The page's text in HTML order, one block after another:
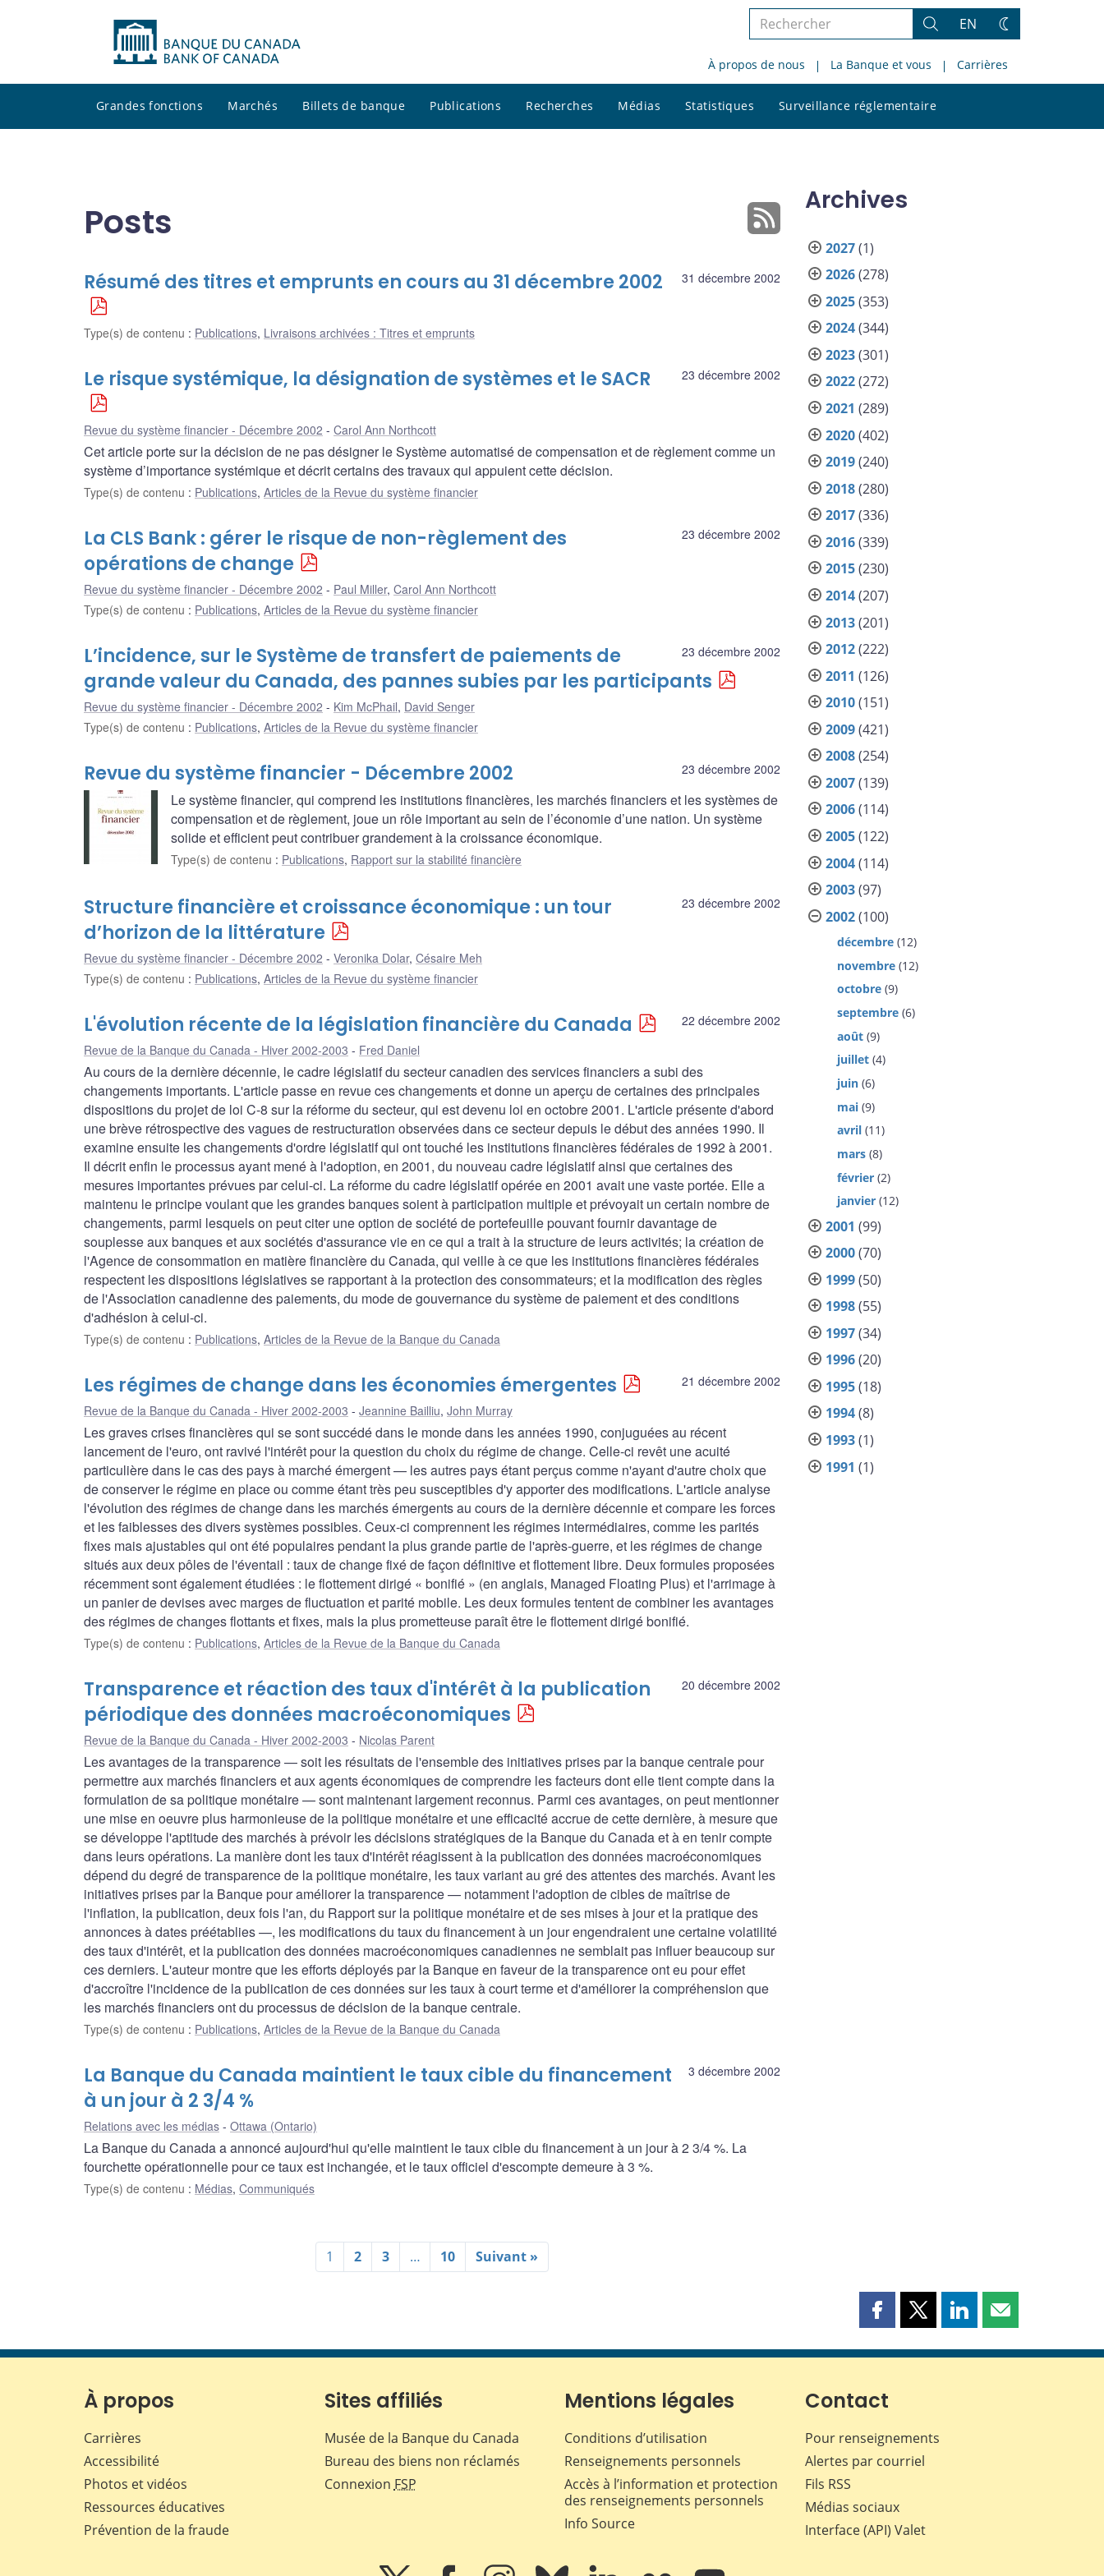
Rechercher
le
site
Rechercher
EN
Changez
thème
À propos de nous La Banque et vous Carrières
Grandes fonctions Marchés Billets de banque Publications Recherches Médias Statistiques Surveillance réglementaire
le
Posts
31 décembre 2002
Résumé des titres et emprunts en cours au 31 décembre 2002
Type(s) de contenu : Publications, Livraisons archivées : Titres et emprunts
23 décembre 2002
Le risque systémique, la désignation de systèmes et le SACR
Revue du système financier - Décembre 2002 Carol Ann Northcott
Cet article porte sur la décision de ne pas désigner le Système automatisé de compensation et de règlement comme un
système d’importance systémique et décrit certains des travaux qui appuient cette décision.
Type(s) de contenu : Publications, Articles de la Revue du système financier
23 décembre 2002
La CLS Bank : gérer le risque de non-règlement des
opérations de change
Revue du système financier - Décembre 2002 Paul Miller, Carol Ann Northcott
Type(s) de contenu : Publications, Articles de la Revue du système financier
23 décembre 2002
L’incidence, sur le Système de transfert de paiements de
grande valeur du Canada, des pannes subies par les participants
Revue du système financier - Décembre 2002 Kim McPhail, David Senger
Type(s) de contenu : Publications, Articles de la Revue du système financier
23 décembre 2002
Revue du système financier - Décembre 2002
Le système financier, qui comprend les institutions financières, les marchés financiers et les systèmes de
compensation et de règlement, joue un rôle important au sein de l’économie d’une nation. Un système
solide et efficient peut contribuer grandement à la croissance économique.
Type(s) de contenu : Publications, Rapport sur la stabilité financière
23 décembre 2002
Structure financière et croissance économique : un tour
d’horizon de la littérature
Revue du système financier - Décembre 2002 Veronika Dolar, Césaire Meh
Type(s) de contenu : Publications, Articles de la Revue du système financier
22 décembre 2002
L'évolution récente de la législation financière du Canada
Revue de la Banque du Canada - Hiver 2002-2003 Fred Daniel
Au cours de la dernière décennie, le cadre législatif du secteur canadien des services financiers a subi des
changements importants. L'article passe en revue ces changements et donne un aperçu de certaines des principales
dispositions du projet de loi C-8 sur la réforme du secteur, qui est devenu loi en octobre 2001. L'article présente d'abord
une brève rétrospective des vagues de restructuration observées dans ce secteur depuis le début des années 1990. Il
examine ensuite les changements d'ordre législatif qui ont touché les institutions financières fédérales de 1992 à 2001.
Il décrit enfin le processus ayant mené à l'adoption, en 2001, du nouveau cadre législatif ainsi que certaines des
mesures importantes prévues par celui-ci. La réforme du cadre législatif opérée en 2001 avait une vaste portée. Elle a
maintenu le principe voulant que les grandes banques soient à participation multiple et prévoyait un certain nombre de
changements, parmi lesquels on peut citer une option de société de portefeuille pouvant fournir davantage de
souplesse aux banques et aux sociétés d'assurance vie en ce qui a trait à la structure de leurs activités; la création de
l'Agence de consommation en matière financière du Canada, qui veille à ce que les institutions financières fédérales
respectent les dispositions législatives se rapportant à la protection des consommateurs; et la modification des règles
de l'Association canadienne des paiements, du mode de gouvernance du système de paiement et des conditions
d'adhésion à celui-ci.
Type(s) de contenu : Publications, Articles de la Revue de la Banque du Canada
21 décembre 2002
Les régimes de change dans les économies émergentes
Revue de la Banque du Canada - Hiver 2002-2003 Jeannine Bailliu, John Murray
Les graves crises financières qui se sont succédé dans le monde dans les années 1990, conjuguées au récent
lancement de l'euro, ont ravivé l'intérêt pour la question du choix du régime de change. Celle-ci revêt une acuité
particulière dans le cas des pays à marché émergent — les autres pays étant perçus comme n'ayant d'autre choix que
de conserver le régime en place ou comme étant très peu susceptibles d'y apporter des modifications. L'article analyse
l'évolution des régimes de change dans les marchés émergents au cours de la dernière décennie et compare les forces
et les faiblesses des divers systèmes possibles. Ceux-ci comprennent les régimes intermédiaires, comme les parités
fixes mais ajustables qui ont été populaires pendant la plus grande partie de l'après-guerre, et les régimes de change
situés aux deux pôles de l'éventail : taux de change fixé de façon définitive et flottement libre. Deux formules proposées
récemment sont également étudiées : le flottement dirigé « bonifié » (en anglais, Managed Floating Plus) et l'arrimage à
un panier de devises avec marges de fluctuation et parité mobile. Les deux formules tentent de combiner les avantages
des régimes de changes flottants et fixes, mais la plus prometteuse paraît être le flottement dirigé bonifié.
Type(s) de contenu : Publications, Articles de la Revue de la Banque du Canada
20 décembre 2002
Transparence et réaction des taux d'intérêt à la publication
périodique des données macroéconomiques
Revue de la Banque du Canada - Hiver 2002-2003 Nicolas Parent
Les avantages de la transparence — soit les résultats de l'ensemble des initiatives prises par la banque centrale pour
permettre aux marchés financiers et aux agents économiques de comprendre les facteurs dont elle tient compte dans la
formulation de sa politique monétaire — sont maintenant largement reconnus. Parmi ces avantages, on peut mentionner
une mise en oeuvre plus harmonieuse de la politique monétaire et une efficacité accrue de cette dernière, à mesure que
se développe l'aptitude des marchés à prévoir les décisions stratégiques de la Banque du Canada et à en tenir compte
dans leurs opérations. La manière dont les taux d'intérêt réagissent à la publication des données macroéconomiques
dépend du degré de transparence de la politique monétaire, les taux variant au gré des attentes des marchés. Avant les
initiatives prises par la Banque pour améliorer la transparence — notamment l'adoption de cibles de maîtrise de
l'inflation, la publication, deux fois l'an, du Rapport sur la politique monétaire et de ses mises à jour et la pratique des
annonces à dates préétablies —, les modifications du taux du financement à un jour engendraient une certaine volatilité
des taux d'intérêt, et la publication des données macroéconomiques canadiennes ne semblait pas influer beaucoup sur
ces derniers. L'auteur montre que les efforts déployés par la Banque en faveur de la transparence ont eu pour effet
d'accroître l'incidence de la publication de ces données sur les taux à court terme et d'améliorer la compréhension que
les marchés financiers ont du processus de décision de la banque centrale.
Type(s) de contenu : Publications, Articles de la Revue de la Banque du Canada
3 décembre 2002
La Banque du Canada maintient le taux cible du financement
à un jour à 2 3/4 %
Relations avec les médias Ottawa (Ontario)
La Banque du Canada a annoncé aujourd'hui qu'elle maintient le taux cible du financement à un jour à 2 3/4 %. La
fourchette opérationnelle pour ce taux est inchangée, et le taux officiel d'escompte demeure à 3 %.
Type(s) de contenu : Médias, Communiqués
1 2 3 … 10 Suivant »
Archives
2027(1)
2026(278)
2025(353)
2024(344)
2023(301)
2022(272)
2021 (289)
2020(402)
2019(240)
2018(280)
2017(336)
2016(339)
2015(230)
2014(207)
2013(201)
2012(222)
2011 (126)
2010(151)
2009(421)
2008(254)
2007(139)
2006(114)
2005(122)
2004(114)
2003(97)
2002(100)
décembre (12)
novembre (12)
octobre (9)
septembre (6)
août (9)
juillet (4)
juin (6)
mai (9)
avril (11)
mars (8)
février (2)
janvier (12)
2001 (99)
2000(70)
1999(50)
1998(55)
1997(34)
1996(20)
1995(18)
1994(8)
1993(1)
1991 (1)
Partager
page
Facebook
Partager
page
Partager
page
Partager
page
À propos
Carrières
Accessibilité
Photos et vidéos
Ressources éducatives
Prévention de la fraude
Sites affiliés
Musée de la Banque du Canada
Bureau des biens non réclamés
Connexion FSP
Mentions légales
Conditions d’utilisation
Renseignements personnels
Accès à l’information et protection
des renseignements personnels
Info Source
Contact
Pour renseignements
Alertes par courriel
Fils RSS
Médias sociaux
Interface (API) Valet